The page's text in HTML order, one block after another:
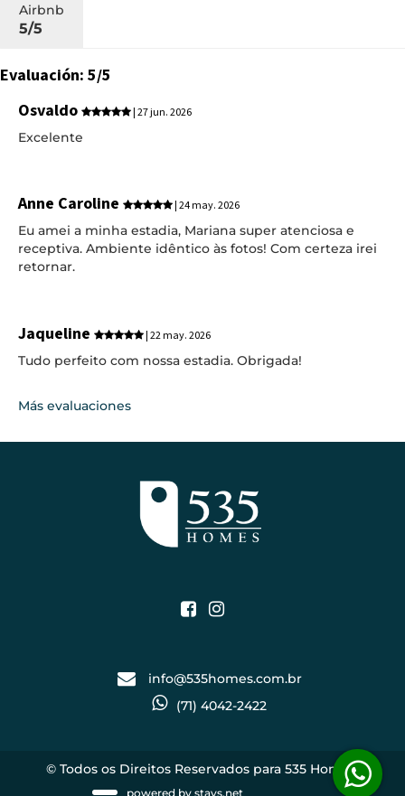
Airbnb
5/5
Evaluación: 5/5
Osvaldo
| 27 jun. 2026
Excelente
Anne Caroline | 24 may. 2026
Eu amei a minha estadia, Mariana super atenciosa e
receptiva. Ambiente idêntico às fotos! Com certeza irei
retornar.
Jaqueline | 22 may. 2026
Tudo perfeito com nossa estadia. Obrigada!
Más evaluaciones
info@535homes.com.br
(71) 4042-2422
© Todos os Direitos Reservados para 535 Homes.
powered by stays.net